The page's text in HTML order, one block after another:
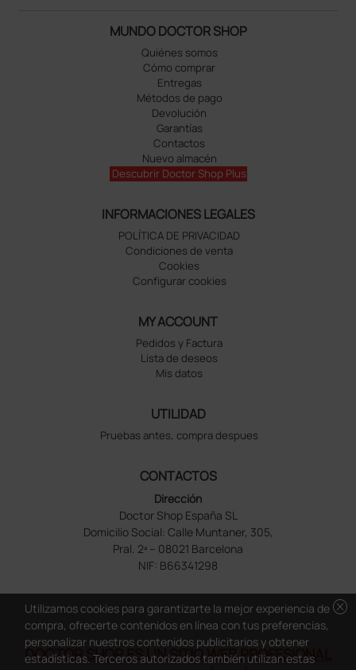
MUNDO DOCTOR SHOP
Quiénes somos
Cómo comprar
Entregas
Métodos de pago
Devolución
Garantías
Contactos
Nuevo almacén
Descubrir Doctor Shop Plus
INFORMACIONES LEGALES
POLÍTICA DE PRIVACIDAD
Condiciones de venta
Cookies
Configurar cookies
MY ACCOUNT
Pedidos y Factura
Lista de deseos
Mis datos
UTILIDAD
Pruebas antes, compra despues
CONTACTOS
Dirección
Doctor Shop España SL
Domicilio Social: Calle Muntaner, 305,
Pral. 2ª – 08021 Barcelona
NIF: B66341298
DOCTOR SHOP ES UN SITIO WEB PROFESIONAL
cancel
Utilizamos cookies para garantizarte la mejor experiencia de
compra, ofrecerte contenidos en línea con tus preferencias,
personalizar nuestros contenidos publicitarios y obtener
estadísticas. Terceros autorizados también utilizan estas